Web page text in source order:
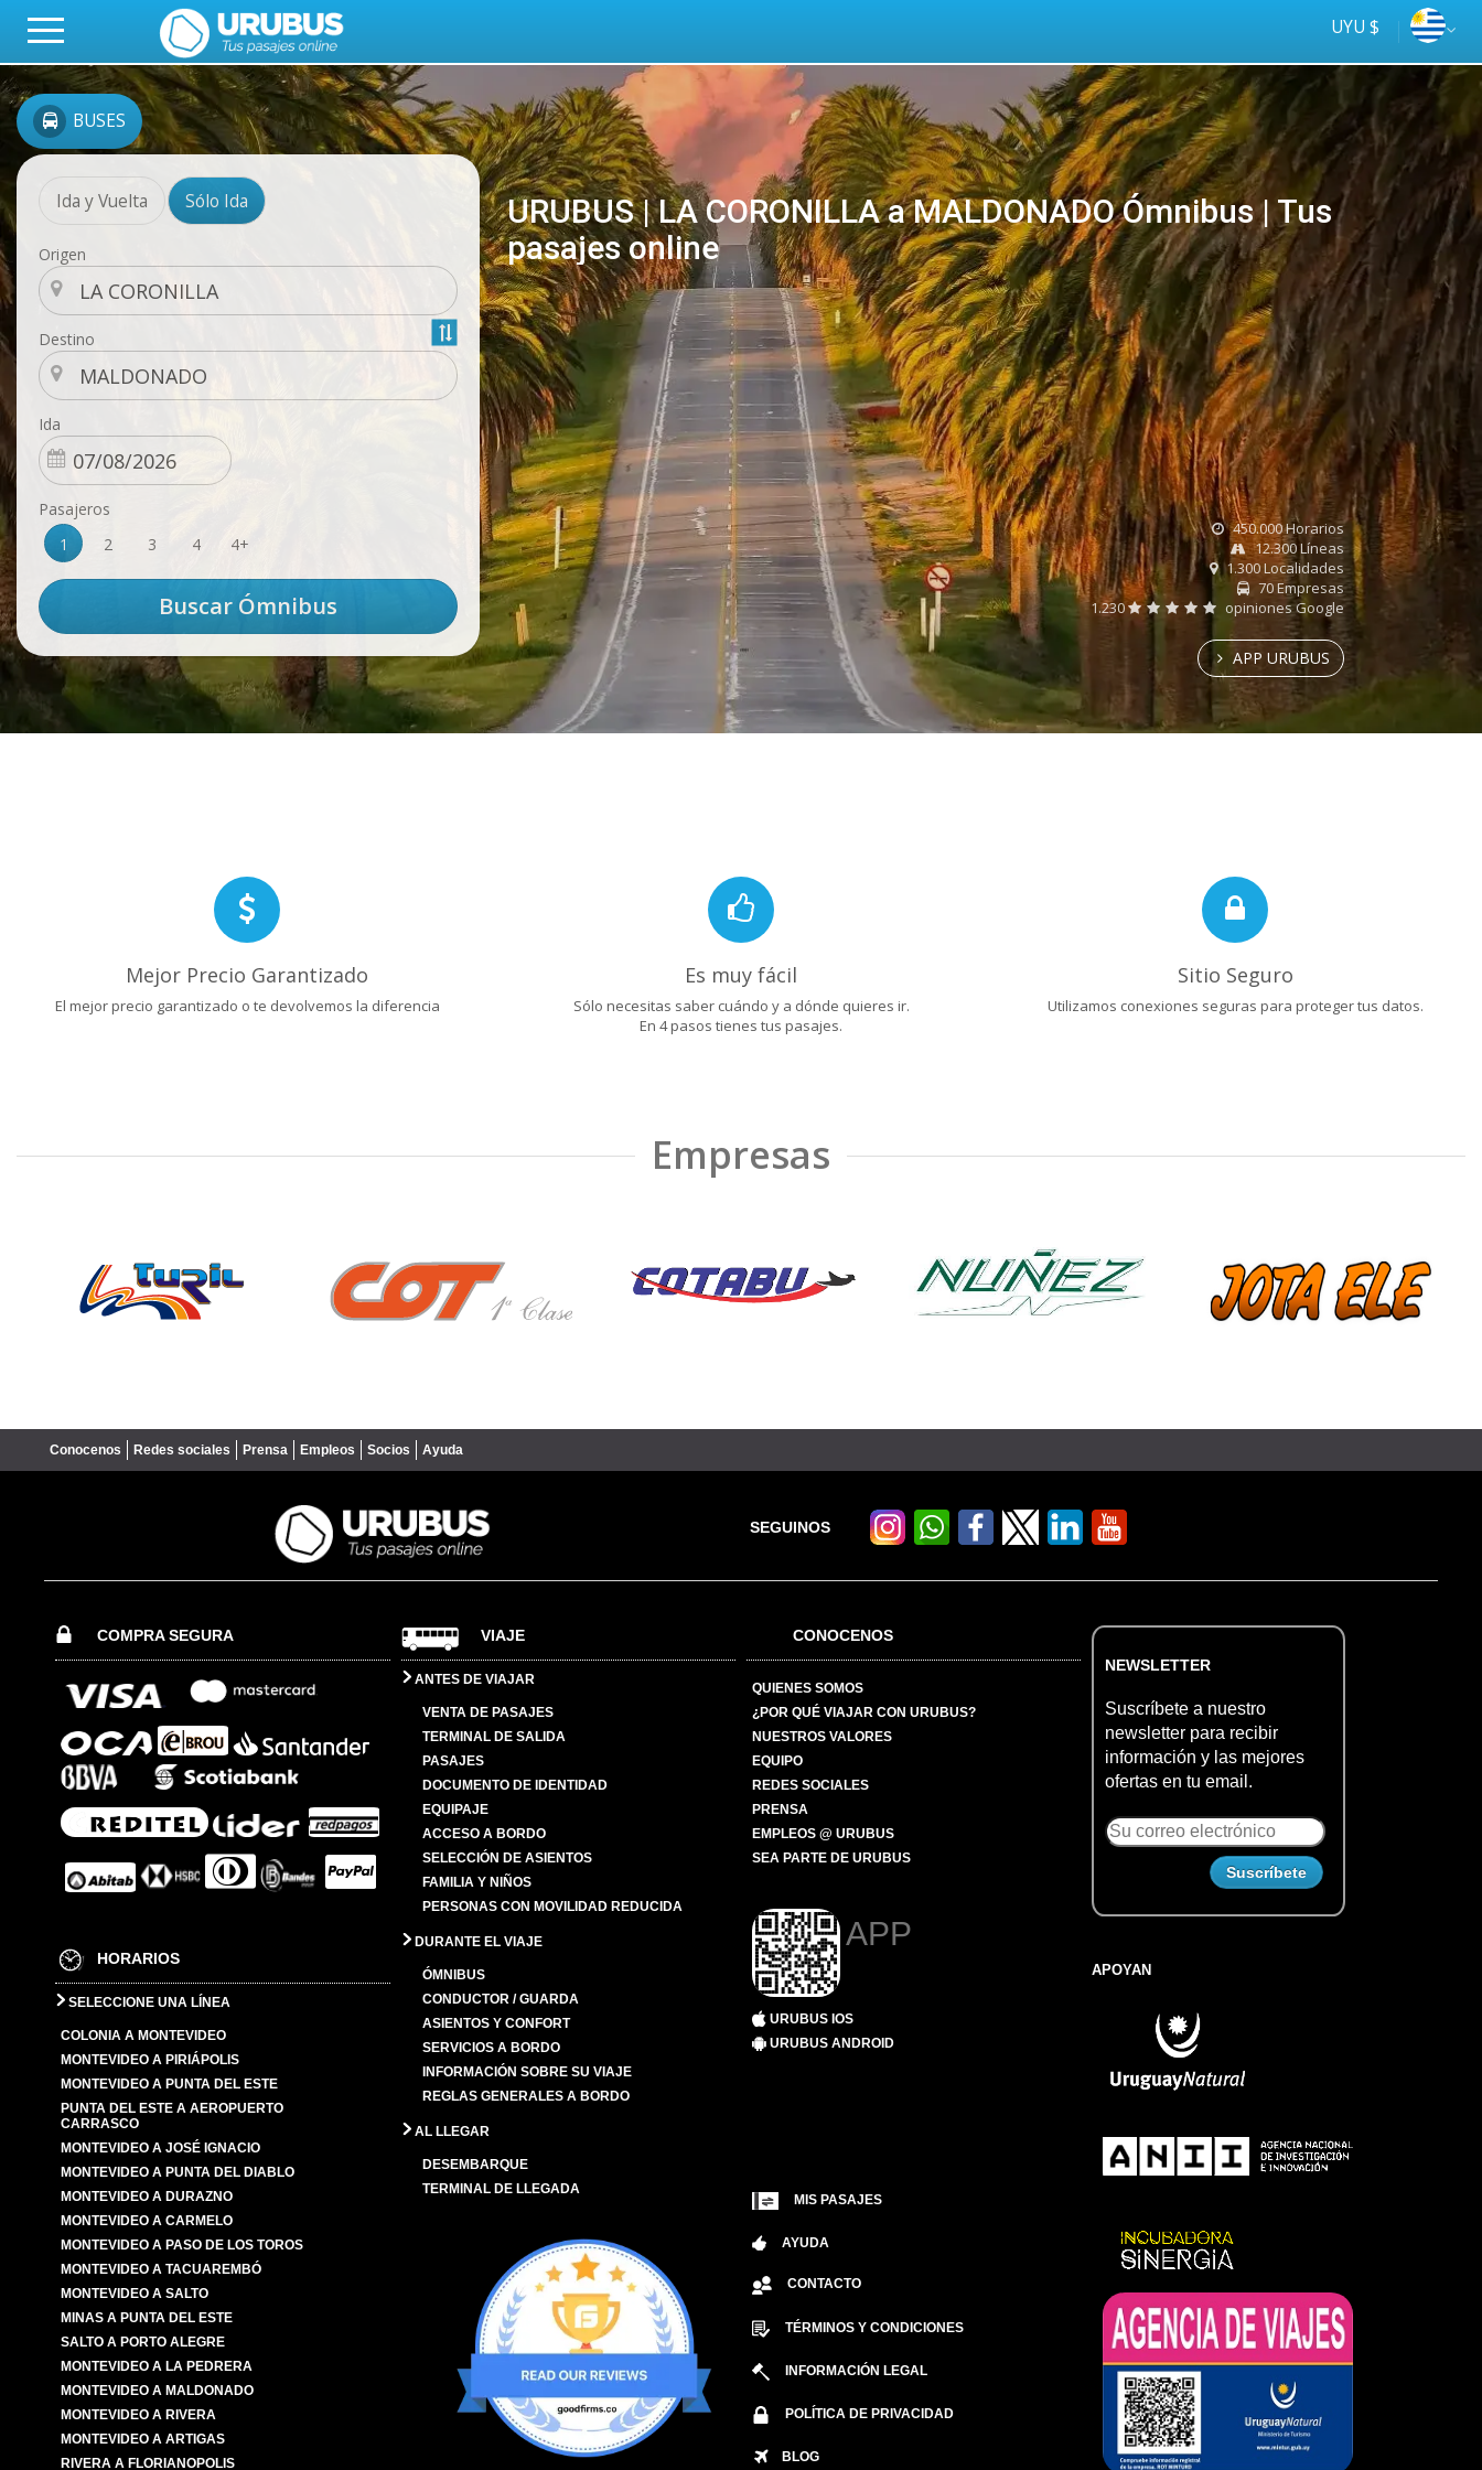
UYU $
BUSES
Ida y Vuelta Sólo Ida
Origen
Destino
Ida
Pasajeros
1
2 3 4 4+
URUBUS | LA CORONILLA a MALDONADO Ómnibus | Tus
pasajes online
online
Tus
ómnibus
450.000 Horarios
12.300 Líneas
1.300 Localidades
70 Empresas
1.230
opiniones Google
APP URUBUS
Mejor Precio Garantizado
El mejor precio garantizado o te devolvemos la diferencia
Es muy fácil
Sólo necesitas saber cuándo y a dónde quieres ir.
En 4 pasos tienes tus pasajes.
Sitio Seguro
Utilizamos conexiones seguras para proteger tus datos.
Empresas
Conocenos Redes sociales Prensa Empleos Socios Ayuda
SEGUINOS
COMPRA SEGURA
HORARIOS
SELECCIONE UNA LÍNEA
COLONIA A MONTEVIDEO
MONTEVIDEO A PIRIÁPOLIS
MONTEVIDEO A PUNTA DEL ESTE
PUNTA DEL ESTE A AEROPUERTO
CARRASCO
MONTEVIDEO A JOSÉ IGNACIO
MONTEVIDEO A PUNTA DEL DIABLO
MONTEVIDEO A DURAZNO
MONTEVIDEO A CARMELO
MONTEVIDEO A PASO DE LOS TOROS
MONTEVIDEO A TACUAREMBÓ
MONTEVIDEO A SALTO
MINAS A PUNTA DEL ESTE
SALTO A PORTO ALEGRE
MONTEVIDEO A LA PEDRERA
MONTEVIDEO A MALDONADO
MONTEVIDEO A RIVERA
MONTEVIDEO A ARTIGAS
RIVERA A FLORIANOPOLIS
VIAJE
ANTES DE VIAJAR
VENTA DE PASAJES
TERMINAL DE SALIDA
PASAJES
DOCUMENTO DE IDENTIDAD
EQUIPAJE
ACCESO A BORDO
SELECCIÓN DE ASIENTOS
FAMILIA Y NIÑOS
PERSONAS CON MOVILIDAD REDUCIDA
DURANTE EL VIAJE
ÓMNIBUS
CONDUCTOR / GUARDA
ASIENTOS Y CONFORT
SERVICIOS A BORDO
INFORMACIÓN SOBRE SU VIAJE
REGLAS GENERALES A BORDO
AL LLEGAR
DESEMBARQUE
TERMINAL DE LLEGADA
CONOCENOS
QUIENES SOMOS
¿POR QUÉ VIAJAR CON URUBUS?
NUESTROS VALORES
EQUIPO
REDES SOCIALES
PRENSA
EMPLEOS @ URUBUS
SEA PARTE DE URUBUS
APP
URUBUS IOS
URUBUS ANDROID
MIS PASAJES
AYUDA
CONTACTO
TÉRMINOS Y CONDICIONES
INFORMACIÓN LEGAL
POLÍTICA DE PRIVACIDAD
BLOG
NEWSLETTER
Suscríbete a nuestro
newsletter para recibir
información y las mejores
ofertas en tu email.
APOYAN